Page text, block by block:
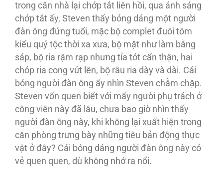
trong căn nhà lại chớp tắt liên hồi, qua ánh sáng
chớp tắt ấy, Steven thấy bóng dáng một người
đàn ông đứng tuổi, mặc bộ complet đuôi tôm
kiểu quý tộc thời xa xưa, bộ mặt như làm bằng
sáp, bộ ria rậm rạp nhưng tỉa tót cẩn thận, hai
chóp ria cong vút lên, bộ râu ria dày và dài. Cái
bóng người đàn ông ấy nhìn Steven chằm chặp.
Steven vốn quen biết với mấy người phụ trách ở
công viên này đã lâu, chưa bao giờ nhìn thấy
người đàn ông này, khi không lại xuất hiện trong
căn phòng trưng bày những tiêu bản động thực
vật ở đây? Cái bóng dáng người đàn ông này có
vẻ quen quen, dù không nhớ ra nổi.